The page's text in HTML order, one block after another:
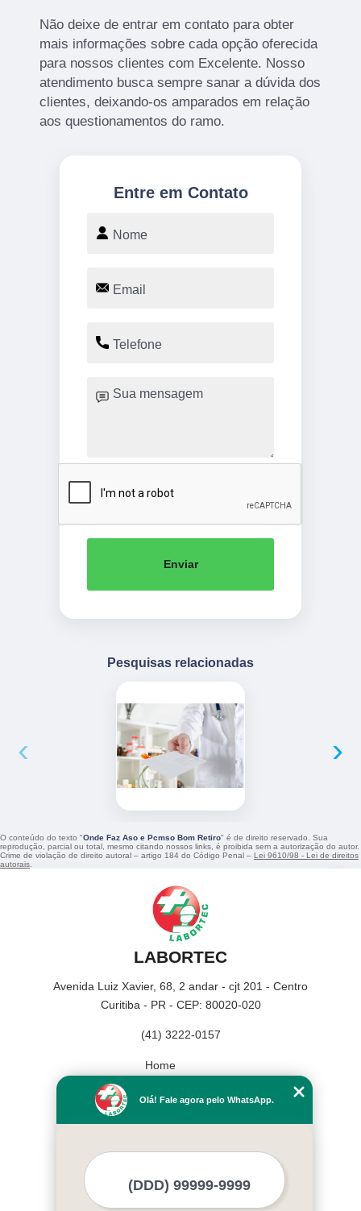
Não deixe de entrar em contato para obter
mais informações sobre cada opção oferecida
para nossos clientes com Excelente. Nosso
atendimento busca sempre sanar a dúvida dos
clientes, deixando-os amparados em relação
aos questionamentos do ramo.
Entre em Contato
Enviar
Pesquisas relacionadas
‹ ›
O conteúdo do texto "Onde Faz Aso e Pcmso Bom Retiro" é de direito reservado. Sua
reprodução, parcial ou total, mesmo citando nossos links, é proibida sem a autorização do autor.
Crime de violação de direito autoral – artigo 184 do Código Penal – Lei 9610/98 - Lei de direitos
autorais
LABORTEC
Avenida Luiz Xavier, 68, 2 andar - cjt 201 - Centro
Curitiba - PR - CEP: 80020-020
(41) 3222-0157
Home
Missão
Olá! Fale agora pelo WhatsApp.